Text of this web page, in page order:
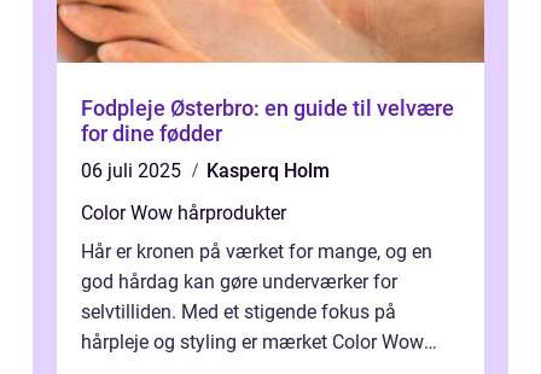
Fodpleje Østerbro: en guide til velvære
for dine fødder
06 juli 2025
Kasperq Holm
Color Wow hårprodukter
Hår er kronen på værket for mange, og en
god hårdag kan gøre underværker for
selvtilliden. Med et stigende fokus på
hårpleje og styling er mærket Color Wow